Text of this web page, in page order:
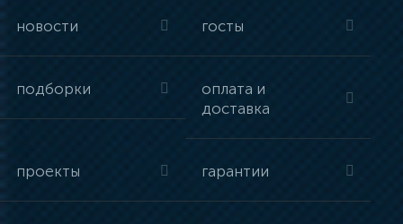
новости госты
подборки
оплата и
доставка
проекты гарантии